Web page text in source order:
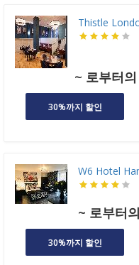
Thistle
~ 로부터
30%까지 할인
W6 Hotel
~ 로부터
30%까지 할인